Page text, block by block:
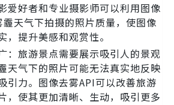
爱好者和专业摄影师可以利用图像
天气下拍摄的照片质量，使图像
，提升美感和观赏性。
：旅游景点需要展示吸引人的景观
天气下的照片可能无法真实地反映
引力。图像去雾API可以改善旅游
，使其更加清晰、生动，吸引更多